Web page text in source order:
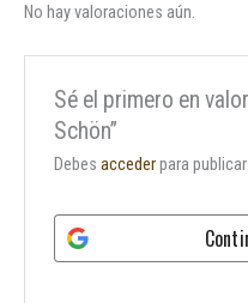
No hay valoraciones aún.
Sé el primero en
Schön”
Debesaccederpara